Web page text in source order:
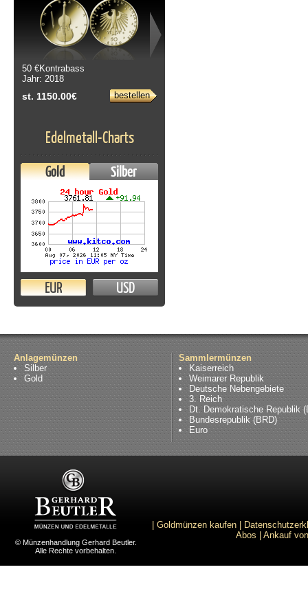
50 €Kontrabass
Jahr: 2018
st. 1150.00€ bestellen
Edelmetall-Charts
Gold Silber
EUR USD
Anlagemünzen
Silber
Gold
Sammlermünzen
Kaiserreich
Weimarer Republik
Deutsche Nebengebiete
3. Reich
Dt. Demokratische Republik
Bundesrepublik (BRD)
Euro
© Münzenhandlung Gerhard Beutler.
Alle Rechte vorbehalten.
Goldmünzen kaufen
Abos
Ankauf